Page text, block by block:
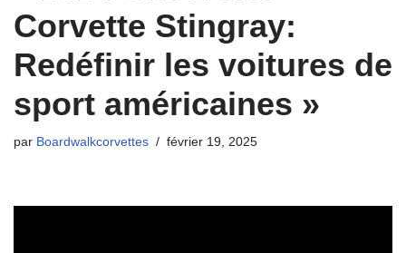
Corvette Stingray:
Redéfinir les voitures de
sport américaines »
par Boardwalkcorvettes février 19, 2025